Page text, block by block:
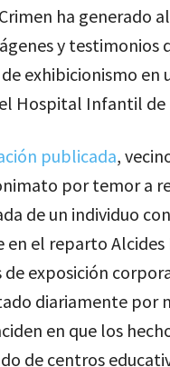
ha generado
y testimonios
exhibicionismo
Hospital Infantil de
publicada,
por temor a
de un individuo
en el reparto
exposición
diariamente por
en que los
de centros